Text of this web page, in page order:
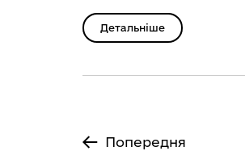
Детальніше
Попередня